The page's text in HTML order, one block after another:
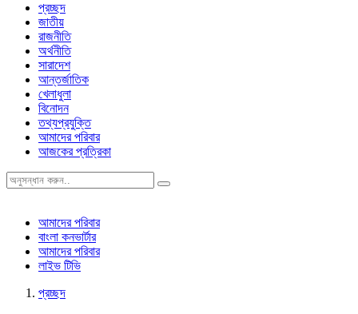
প্রচ্ছদ
জাতীয়
রাজনীতি
অর্থনীতি
সারাদেশ
আন্তর্জাতিক
খেলাধুলা
বিনোদন
তথ্যপ্রযুক্তি
আমাদের পরিবার
আজকের প্রত্রিকা
আমাদের পরিবার
বাংলা কনভার্টার
আমাদের পরিবার
লাইভ টিভি
প্রচ্ছদ